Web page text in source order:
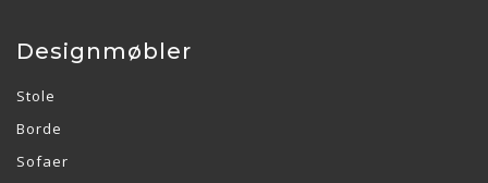
Designmøbler
Stole
Borde
Sofaer